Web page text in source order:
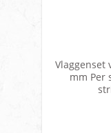
Vlaggenset
mm Per